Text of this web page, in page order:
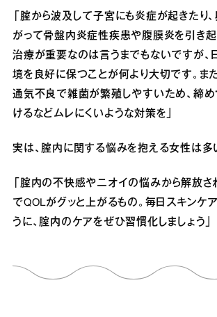
「腟から波及して子宮にも炎症が起きたり
がって骨盤内炎症性疾患や腹膜炎を引き起
治療が重要なのは言うまでもないですが、
境を良好に保つことが何より大切です。ま
通気不良で雑菌が繁殖しやすいため、締
けるなどムレにくいような対策を」
実は、腟内に関する悩みを抱える女性は多
「腟内の不快感やニオイの悩みから解放さ
でQOLがグッと上がるもの。毎日スキンケ
うに、腟内のケアをぜひ習慣化しましょう」